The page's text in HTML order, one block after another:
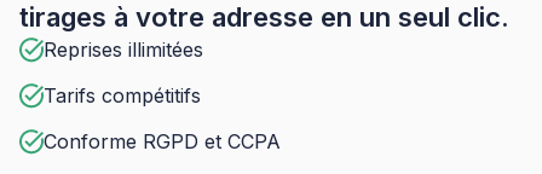
tirages à votre adresse en un seul clic.
Reprises illimitées
Tarifs compétitifs
Conforme RGPD et CCPA